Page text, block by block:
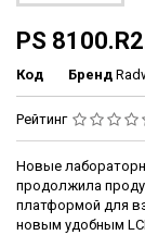
PS
Код Бренд
Рейтинг
Новые
продолжила
платформой для
новым удобным